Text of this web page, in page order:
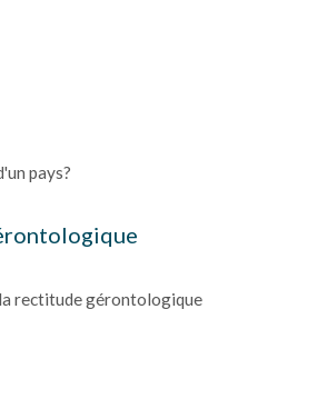
pays?
rectitude gérontologique